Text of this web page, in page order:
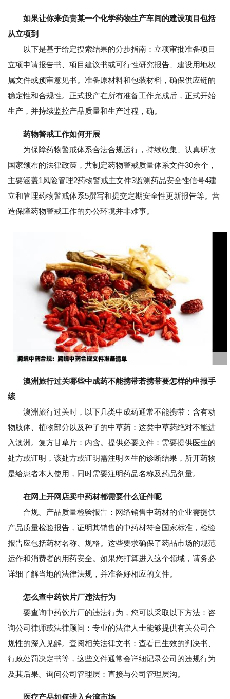
如果让你来负责某一个化学药物生产车间的建设项目包括
从立项到
以下是基于给定搜索结果的分步指南：立项审批准备项目
立项申请报告书、项目建议书或可行性研究报告、建设用地权
属文件或预审意见书。准备原材料和包装材料，确保供应链的
稳定性和合规性。正式投产在所有准备工作完成后，正式开始
生产，并持续监控产品质量和生产过程，确。
药物警戒工作如何开展
为保障药物警戒体系合法合规运行，持续收集、认真研读
国家颁布的法律政策，共制定药物警戒质量体系文件30余个，
主要涵盖1风险管理2药物警戒主文件3监测药品安全性信号4建
立和管理药物警戒体系5撰写和提交定期安全性更新报告等。营
造保障药物警戒工作的办公环境并非难事。
澳洲旅行过关哪些中成药不能携带若携带要怎样的申报手
续
澳洲旅行过关时，以下几类中成药通常不能携带：含有动
物肢体、植物部分以及种子的中草药：这类中草药绝对不能进
入澳洲。复方甘草片：内含。提供必要文件：需要提供医生的
处方或证明，该处方或证明需注明医生的诊断结果，所开药物
是给患者本人使用，同时需要注明药品名称及药品剂量。
在网上开网店卖中药材都需要什么证件呢
合规。产品质量检验报告：网络销售中药材的企业需提供
产品质量检验报告，证明其销售的中药材符合国家标准，检验
报告应包括药材名称、规格。这些要求确保了药品市场的规范
运作和消费者的用药安全。如果您打算进入这个领域，请务必
详细了解当地的法律法规，并准备好相应的文件。
怎么查中药饮片厂违法行为
要查询中药饮片厂的违法行为，您可以采取以下方法：咨
询公司律师或法律顾问：专业的法律人士能够提供有关公司合
规性的深入见解。查阅相关法律文书：查看已生效的判决书、
行政处罚决定书等，这些文件通常会详细记录公司的违规行为
及其后果。询问公司管理层：直接与公司管理层沟。
医疗产品如何进入台湾市场